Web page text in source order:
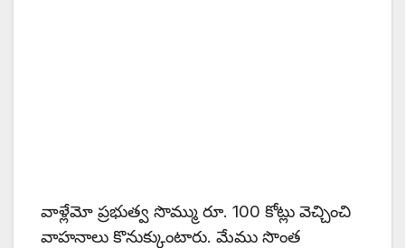
వాళ్లేమో ప్రభుత్వ సొమ్ము రూ. 100 కోట్లు వెచ్చించి
వాహనాలు కొనుక్కుంటారు. మేము సొంత